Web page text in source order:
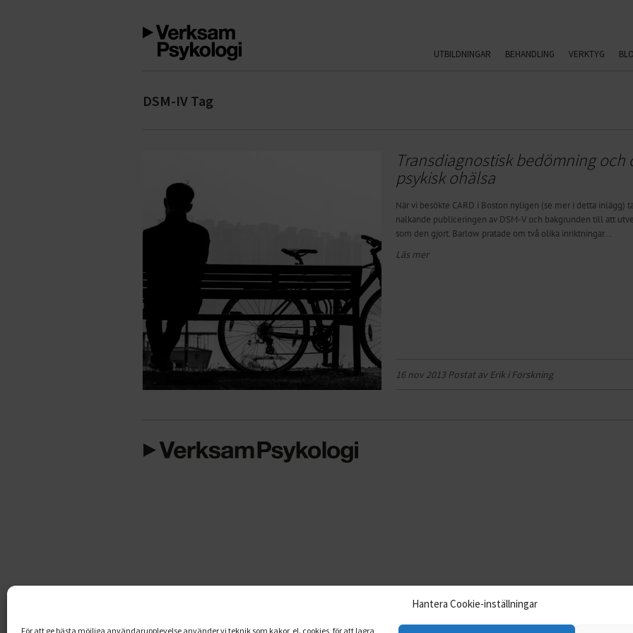
Hantera Cookie-inställningar
För att ge bästa möjliga användarupplevelse använder vi teknik som kakor, el. cookies, för att lagra
UTBILDNINGAR BEHANDLING VERKTYG
DSM-IV Tag
Transdiagnostisk bedömning och
psykisk ohälsa
När vi besökte CARD i Boston nyligen (se mer i detta inlägg)
nalkande publiceringen av DSM-V och bakgrunden till att
som den gjort. Barlow pratade om två olika inriktningar...
Läs mer
16 nov 2013 Postat av Erik iForskning